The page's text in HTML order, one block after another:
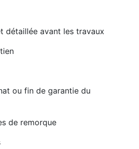
détaillée avant les travaux
ou fin de garantie du
de remorque